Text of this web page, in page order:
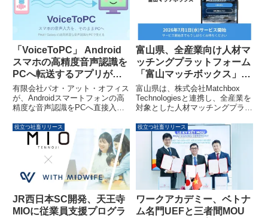
法や志望校選び、出願エッセイ対
策など、リアルな体験談が共有さ
れる予定です。
な成長の裏で脆さが蓄積する「構
造ドリフト」という現象を明らか
にし、AI活用におけるガバナンス
設計など、現代の事業運営におけ
る複雑な課題解決に貢献するもの
です。
「VoiceToPC」 Android
スマホの高精度音声認識を
PCへ転送するアプリが登
場
有限会社パオ・アット・オフィス
が、Androidスマートフォンの高
精度な音声認識をPCへ直接入力
Google Playで公開しました。
PixelやGalaxyのオンデバイス音
声認識を活用し、高い精度とセキ
ュリティを両立しながら、月額
300円で利用可能です。
富山県、全産業向け人材マ
ッチングプラットフォーム
「富山マッチボックス」を
2026年7月1日にサービス
開始
富山県は、株式会社Matchbox
Technologiesと連携し、全産業を
対象とした人材マッチングプラッ
ス」を2026年7月1日にサービス
開始します。農業分野での成功を
受け、県内の人材不足解消と多様
な働き方の創出を目指します。
役立つ社畜リリース
JR西日本SC開発、天王寺
MIOに従業員支援プログラ
役立つ社畜リリース
ワークアカデミー、ベトナ
ム名門UEFと三者間MOU